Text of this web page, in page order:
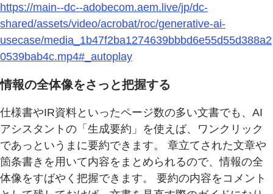
https://main--dc--adobecom.aem.live/jp/dc-
shared/assets/video/acrobat/roc/generative-ai-
usecase/media_1b47f2ba1274639bbbd6e55d55d388a2
0539bab4c.mp4#_autoplay
情報の全体像をさっと把握する
仕様書やIR資料といったページ数の多い文書でも、AI
アシスタントの「生成要約」を使えば、ワンクリック
であっというまに要約できます。 章立てされた文章や
箇条書きを用いて内容をまとめられるので、情報の全
体像をすばやく把握できます。 要約の内容をコメント